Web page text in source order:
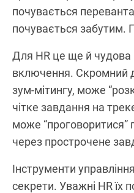
почувається
почувається забутим.
Для HR це ще й чудова
включення. Скромний
зум-мітингу, може
чітке завдання на
може “проговоритися”
через прострочене
Інструменти
секрети. Уважні HR їх